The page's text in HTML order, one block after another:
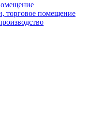
торговое помещение